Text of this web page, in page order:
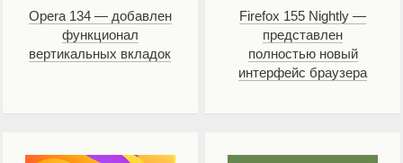
Opera 134 — добавлен
функционал
вертикальных вкладок
Firefox 155 Nightly —
представлен
полностью новый
интерфейс браузера